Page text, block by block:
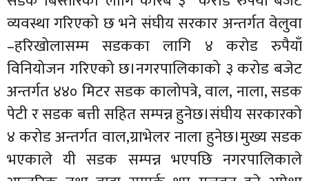
व्यवस्था गरिएको छ भने संघीय सरकार अन्तर्गत वेलुवा
–हरिखोलासम्म सडकका लागि ४ करोड रुपैयाँ
विनियोजन गरिएको छ।नगरपालिकाको ३ करोड बजेट
अन्तर्गत ४४० मिटर सडक कालोपत्रे, वाल, नाला, सडक
पेटी र सडक बत्ती सहित सम्पन्न हुनेछ।संघीय सरकारको
४ करोड अन्तर्गत वाल,ग्राभेलर नाला हुनेछ।मुख्य सडक
भएकाले यी सडक सम्पन्न भएपछि नगरपालिकाले